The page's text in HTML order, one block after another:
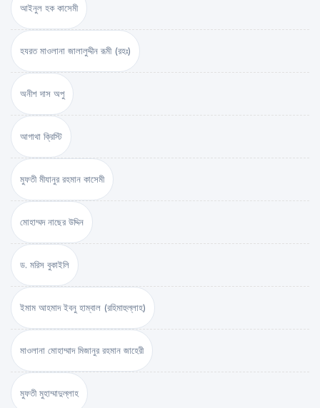
আইনুল হক কাসেমী
হযরত মাওলানা জালালুদ্দীন রূমী (রহঃ)
অনীশ দাস অপু
আগাথা ক্রিস্টি
মুফতী মীযানুর রহমান কাসেমী
মোহাম্মদ নাছের উদ্দিন
ড. মরিস বুকাইলি
ইমাম আহমাদ ইবনু হাম্বাল (রহিমাহুল্লাহ)
মাওলানা মোহাম্মাদ মিজানুর রহমান জাহেরী
মুফতী মুহাম্মাদুল্লাহ